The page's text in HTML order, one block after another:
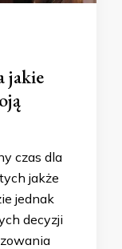
jakie
czas dla
jakże
jednak
decyzji